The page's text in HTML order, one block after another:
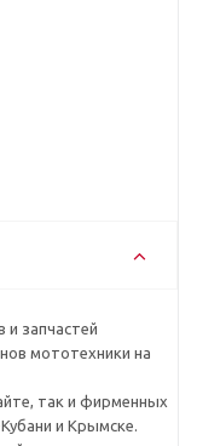
и запчастей
мототехники на
так и фирменных
и Крымске.